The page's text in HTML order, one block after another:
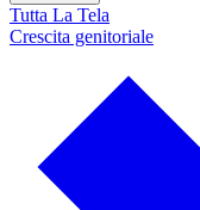
Tutta La Tela
Crescita genitoriale